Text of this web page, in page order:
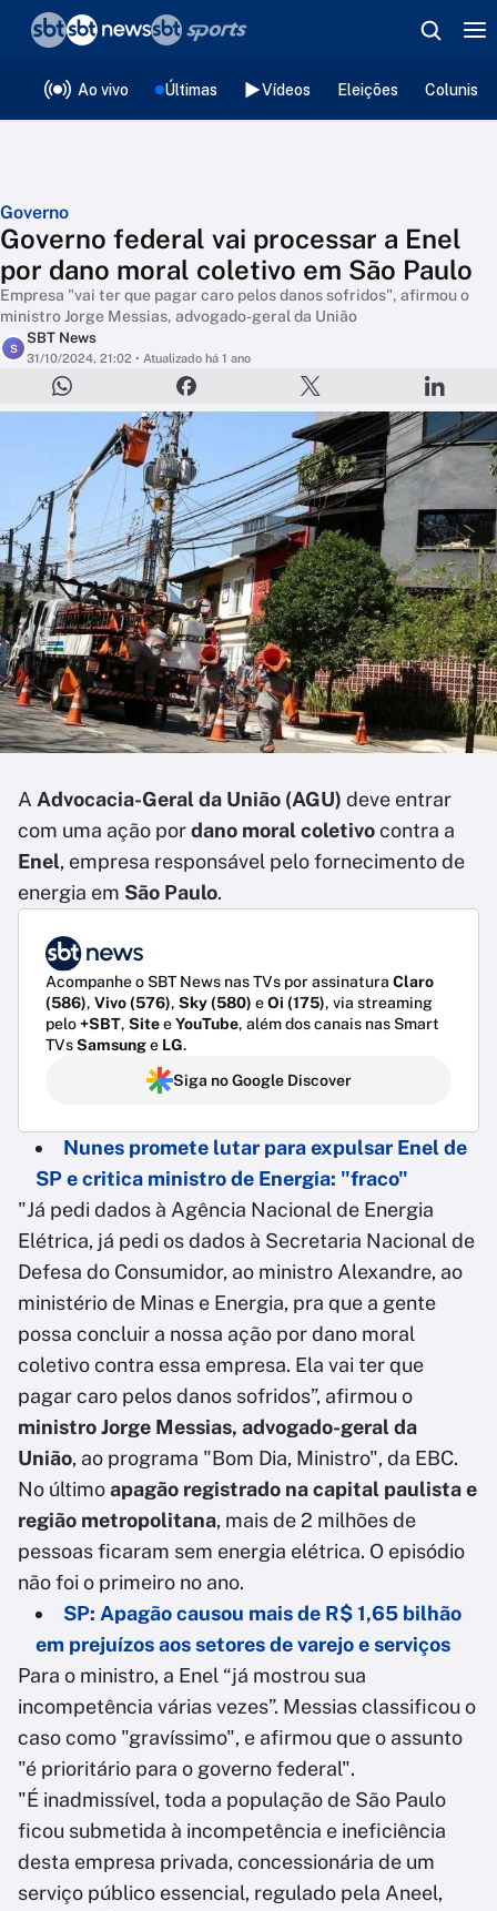
Ao vivo Últimas Vídeos Eleições
Governo
Governo federal vai processar a Enel
por dano moral coletivo em São Paulo
Empresa "vai ter que pagar caro pelos danos sofridos", afirmou o
ministro Jorge Messias, advogado-geral da União
S
SBT News
31/10/2024, 21:02 • Atualizado há 1 ano
A Advocacia-Geral da União (AGU) deve entrar
com uma ação pordano moral coletivocontra a
Enel, empresa responsável pelo fornecimento de
energia em São Paulo.
Acompanhe o SBT News nas TVs por assinatura Claro
(586), Vivo (576), Sky (580) eOi (175), via streaming
pelo+SBT, SiteeYouTube, além dos canais nas Smart
TVsSamsunge LG.
Siga no Google Discover
Nunes promete lutar para expulsar Enel de
SP e critica ministro de Energia: "fraco"
"Já pedi dados à Agência Nacional de Energia
Elétrica, já pedi os dados à Secretaria Nacional de
Defesa do Consumidor, ao ministro Alexandre, ao
ministério de Minas e Energia, pra que a gente
possa concluir a nossa ação por dano moral
coletivo contra essa empresa. Ela vai ter que
pagar caro pelos danos sofridos”, afirmou o
ministro Jorge Messias, advogado-geral da
União, ao programa "Bom Dia, Ministro", da EBC.
No últimoapagão registrado na capital paulista e
região metropolitana, mais de 2 milhões de
pessoas ficaram sem energia elétrica. O episódio
não foi o primeiro no ano.
SP: Apagão causou mais de R$ 1,65 bilhão
em prejuízos aos setores de varejo e serviços
Para o ministro, a Enel “já mostrou sua
incompetência várias vezes”. Messias classificou o
caso como "gravíssimo", e afirmou que o assunto
"é prioritário para o governo federal".
"É inadmissível, toda a população de São Paulo
ficou submetida à incompetência e ineficiência
desta empresa privada, concessionária de um
serviço público essencial, regulado pela Aneel,
❮voltar
Editorias